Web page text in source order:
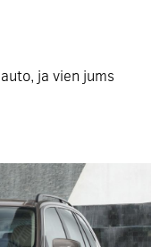
ja vien jums